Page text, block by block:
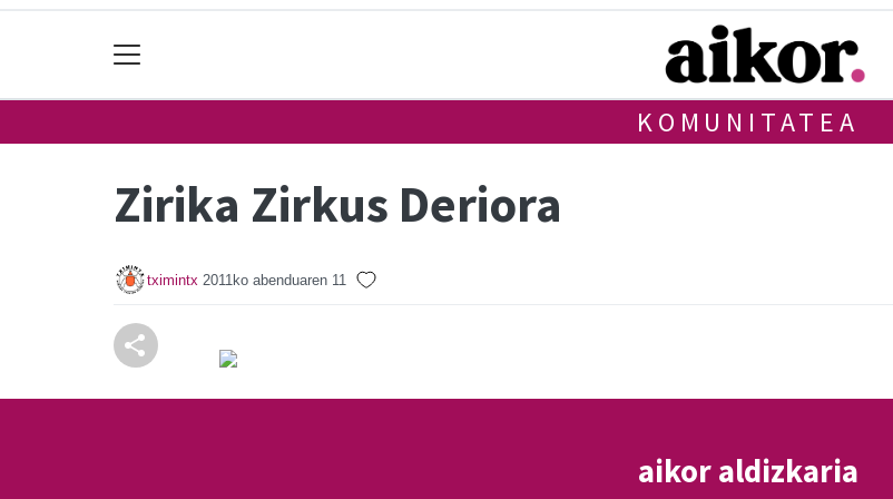
KOMUNITATEA
Zirika Zirkus Deriora
tximintx 2011ko abenduaren 11
aikor aldizkaria